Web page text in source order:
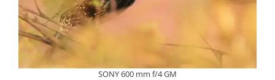
SONY 600 mm f/4 GM